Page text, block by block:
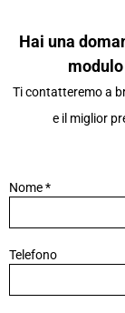
Hai una
Ti contatteremo a
e il miglior
Nome *
Telefono